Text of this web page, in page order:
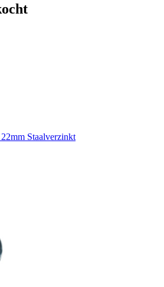
Staalverzinkt